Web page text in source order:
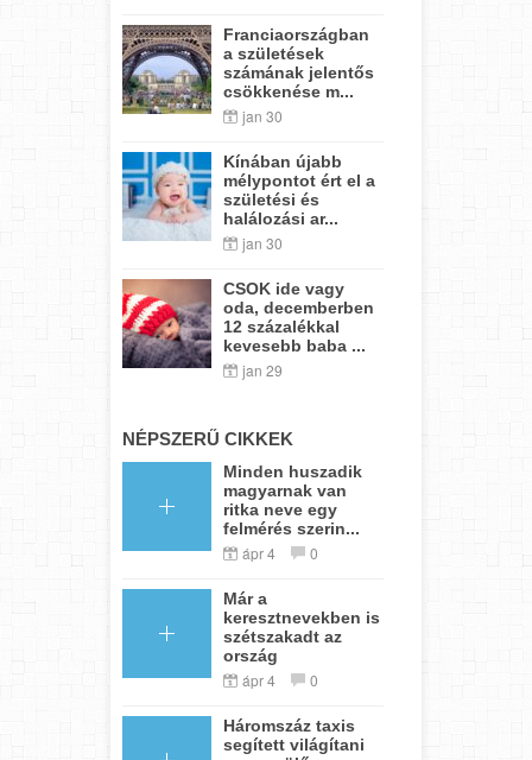
Franciaországban
a születések
számának jelentős
csökkenése m...
jan 30
Kínában újabb
mélypontot ért el a
születési és
halálozási ar...
jan 30
CSOK ide vagy
oda, decemberben
12 százalékkal
kevesebb baba ...
jan 29
NÉPSZERŰ CIKKEK
Minden huszadik
magyarnak van
ritka neve egy
felmérés szerin...
ápr 4 0
Már a
keresztnevekben is
szétszakadt az
ország
ápr 4 0
Háromszáz taxis
segített világítani